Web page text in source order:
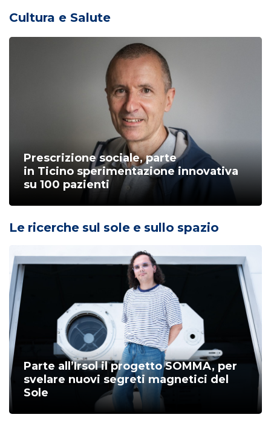
Cultura e Salute
Prescrizione sociale, parte
in Ticino sperimentazione innovativa
su 100 pazienti
Le ricerche sul sole e sullo spazio
Parte all’Irsol il progetto SOMMA, per
svelare nuovi segreti magnetici del
Sole